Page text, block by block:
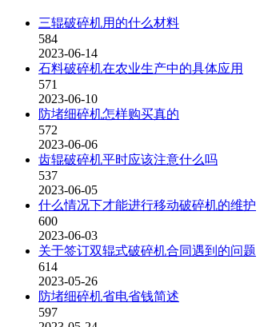
三辊破碎机用的什么材料
584
2023-06-14
石料破碎机在农业生产中的具体应用
571
2023-06-10
防堵细碎机怎样购买真的
572
2023-06-06
齿辊破碎机平时应该注意什么吗
537
2023-06-05
什么情况下才能进行移动破碎机的维护
600
2023-06-03
关于签订双辊式破碎机合同遇到的问题
614
2023-05-26
防堵细碎机省电省钱简述
597